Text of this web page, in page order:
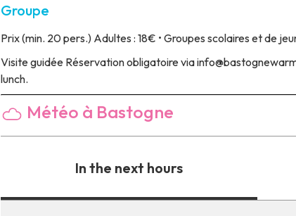
Groupe
Prix(min. 20 pers.) Adultes : 18€ • Groupes scolaires et de
Visite guidéeRéservation obligatoire via
lunch.
Météo à Bastogne
In the next hours